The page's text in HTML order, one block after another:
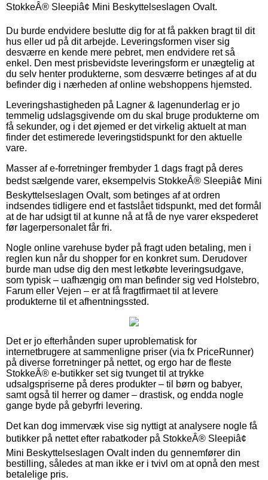
StokkeÂ® Sleepiâ¢ Mini Beskyttelseslagen Ovalt.
Du burde endvidere beslutte dig for at få pakken bragt til dit
hus eller ud på dit arbejde. Leveringsformen viser sig
desværre en kende mere pebret, men endvidere ret så
enkel. Den mest prisbevidste leveringsform er unægtelig at
du selv henter produkterne, som desværre betinges af at du
befinder dig i nærheden af online webshoppens hjemsted.
Leveringshastigheden på Lagner & lagenunderlag er jo
temmelig udslagsgivende om du skal bruge produkterne om
få sekunder, og i det øjemed er det virkelig aktuelt at man
finder det estimerede leveringstidspunkt for den aktuelle
vare.
Masser af e-forretninger frembyder 1 dags fragt på deres
bedst sælgende varer, eksempelvis StokkeÂ® Sleepiâ¢ Mini
Beskyttelseslagen Ovalt, som betinges af at ordren
indsendes tidligere end et fastslået tidspunkt, med det formål
at de har udsigt til at kunne nå at få de nye varer ekspederet
før lagerpersonalet får fri.
Nogle online varehuse byder på fragt uden betaling, men i
reglen kun når du shopper for en konkret sum. Derudover
burde man udse dig den mest letkøbte leveringsudgave,
som typisk – uafhængig om man befinder sig ved Holstebro,
Farum eller Vejen – er at få fragtfirmaet til at levere
produkterne til et afhentningssted.
Det er jo efterhånden super uproblematisk for
internetbrugere at sammenligne priser (via fx PriceRunner)
på diverse forretninger på nettet, og ergo har de fleste
StokkeÂ® e-butikker set sig tvunget til at trykke
udsalgspriserne på deres produkter – til børn og babyer,
samt også til herrer og damer – drastisk, og endda nogle
gange byde på gebyrfri levering.
Det kan dog immervæk vise sig nyttigt at analysere nogle få
butikker på nettet efter rabatkoder på StokkeÂ® Sleepiâ¢
Mini Beskyttelseslagen Ovalt inden du gennemfører din
bestilling, således at man ikke er i tvivl om at opnå den mest
betalelige pris.